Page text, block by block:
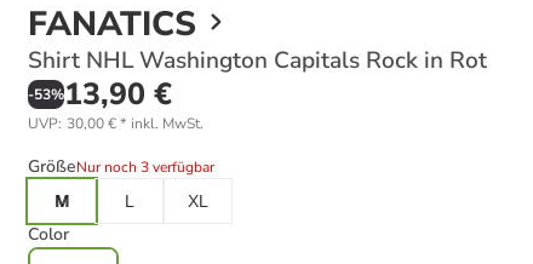
FANATICS
Shirt NHL Washington Capitals Rock in Rot
-53%13,90 €
UVP: 30,00 €* inkl. MwSt.
GrößeNur noch 3 verfügbar
M
L XL
Color